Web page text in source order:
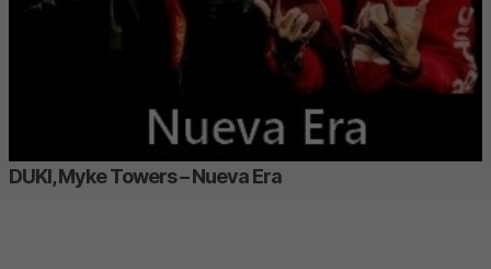
DUKI, Myke Towers – Nueva Era